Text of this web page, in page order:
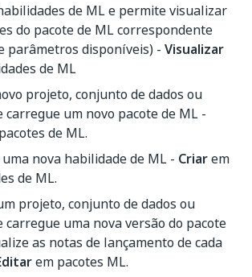
de ML e permite visualizar
do pacote de ML correspondente
parâmetros disponíveis) - Visualizar
de ML
projeto, conjunto de dados ou
carregue um novo pacote de ML -
de ML.
nova habilidade de ML - Criarem
de ML.
projeto, conjunto de dados ou
carregue uma nova versão do pacote
as notas de lançamento de cada
em pacotes ML.